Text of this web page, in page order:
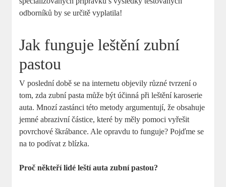
odborníků by se určitě vyplatila!
Jak funguje leštění zubní
pastou
V poslední době se na internetu objevily různé tvrzení o
tom, zda zubní pasta může být účinná při leštění karoserie
auta. Mnozí zastánci této metody argumentují, že obsahuje
jemné abrazivní částice, které by měly pomoci vyřešit
povrchové škrábance. Ale opravdu to funguje? Pojďme se
na to podívat z blízka.
Proč někteří lidé leští auta zubní pastou?